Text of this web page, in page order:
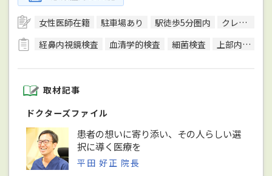
女性医師在籍 駐車場あり 駅徒歩5分圏内
クレジットカード対応
経鼻内視鏡検査
血清学的検査 細菌検査 上部内視鏡検査
取材記事
ドクターズファイル
患者の想いに寄り添い、その人らしい選
択に導く医療を
平田 好正 院長